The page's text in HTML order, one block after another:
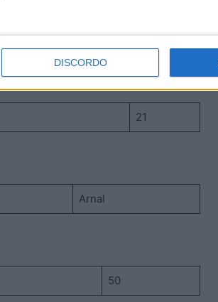
DISCORDO
Bairro Boa Esperança
21
Arnal
50